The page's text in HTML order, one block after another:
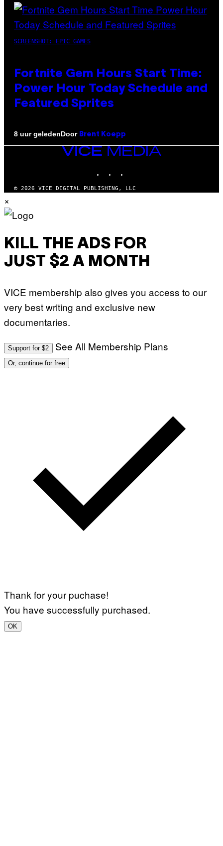
SCREENSHOT: EPIC GAMES
Fortnite Gem Hours Start Time:
Power Hour Today Schedule and
Featured Sprites
8 uur geledenDoor Brent Koepp
VICE
MEDIA
© 2026 VICE DIGITAL PUBLISHING, LLC
×
KILL THE ADS FOR
JUST $2 A MONTH
VICE membership also gives you access to our
very best writing and exclusive new
documentaries.
Support for $2 See All Membership Plans
Or, continue for free
Thank for your puchase!
You have successfully purchased.
OK